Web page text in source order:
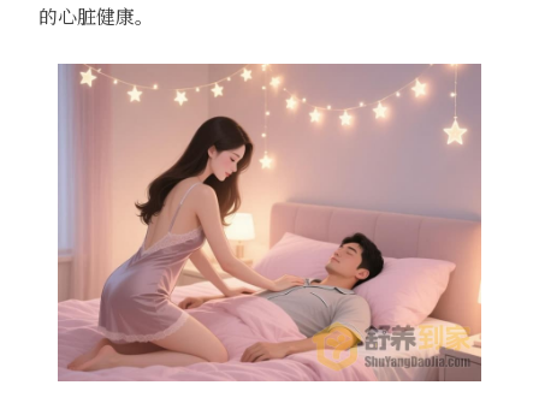
的心脏健康。